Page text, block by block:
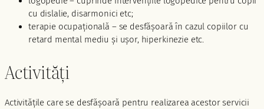
cu dislalie, disarmonici etc;
terapie ocupațională – se desfășoară în cazul copiilor cu
retard mental mediu și ușor, hiperkinezie etc.
Activități
Activitățile care se desfășoară pentru realizarea acestor servicii